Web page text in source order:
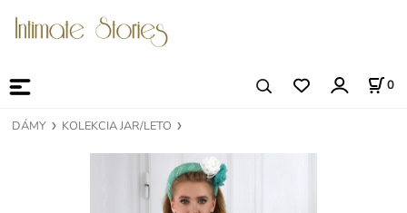
0
DÁMY KOLEKCIA JAR/LETO